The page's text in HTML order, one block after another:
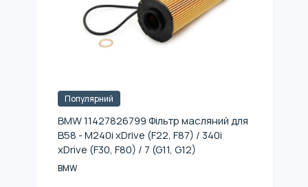
Популярний
BMW 11427826799 Фільтр масляний для
B58 - M240i xDrive (F22, F87) / 340i
xDrive (F30, F80) / 7 (G11, G12)
BMW